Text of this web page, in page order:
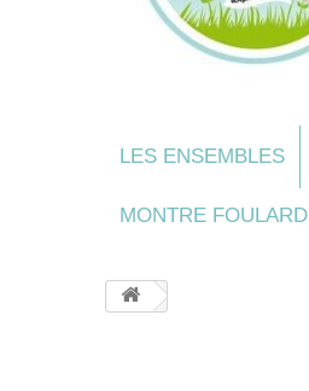
LES ENSEMBLES
MONTRE FOULARD